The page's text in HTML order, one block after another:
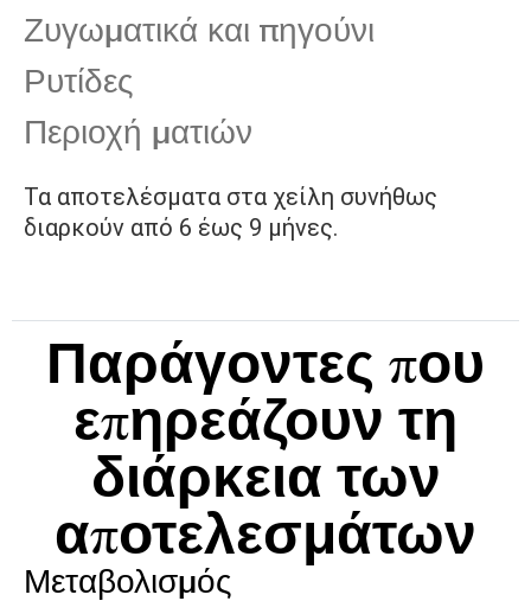
Ζυγωματικά και πηγούνι
Ρυτίδες
Περιοχή ματιών
Τα αποτελέσματα στα χείλη συνήθως
διαρκούν από 6 έως 9 μήνες.
Παράγοντες που
επηρεάζουν τη
διάρκεια των
αποτελεσμάτων
Μεταβολισμός